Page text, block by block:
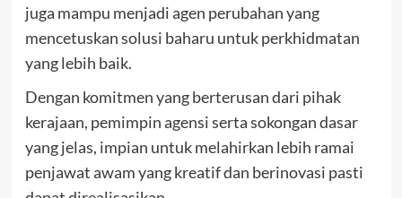
juga mampu menjadi agen perubahan yang
mencetuskan solusi baharu untuk perkhidmatan
yang lebih baik.
Dengan komitmen yang berterusan dari pihak
kerajaan, pemimpin agensi serta sokongan dasar
yang jelas, impian untuk melahirkan lebih ramai
penjawat awam yang kreatif dan berinovasi pasti